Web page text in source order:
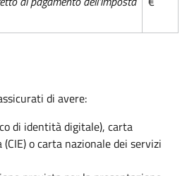
di avere:
di identità digitale), carta
o carta nazionale dei servizi